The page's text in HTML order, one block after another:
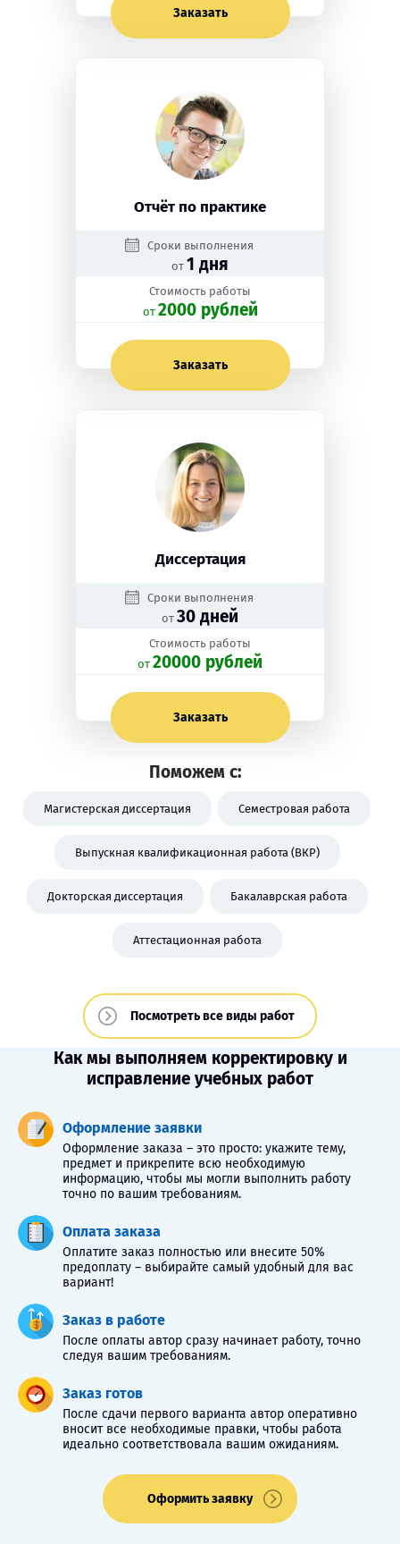
Заказать
Отчёт по практике
Сроки выполнения
от 1 дня
Стоимость работы
oт 2000 рублей
Заказать
Диссертация
Сроки выполнения
от 30 дней
Стоимость работы
oт 20000 рублей
Заказать
Поможем с:
Магистерская диссертация Семестровая работа
Выпускная квалификационная работа (ВКР)
Докторская диссертация Бакалаврская работа
Аттестационная работа
Посмотреть все виды работ
Как мы выполняем корректировку и
исправление учебных работ
Оформление заявки
Оформление заказа – это просто: укажите тему,
предмет и прикрепите всю необходимую
информацию, чтобы мы могли выполнить работу
точно по вашим требованиям.
Оплата заказа
Оплатите заказ полностью или внесите 50%
предоплату – выбирайте самый удобный для вас
вариант!
Заказ в работе
После оплаты автор сразу начинает работу, точно
следуя вашим требованиям.
Заказ готов
После сдачи первого варианта автор оперативно
вносит все необходимые правки, чтобы работа
идеально соответствовала вашим ожиданиям.
Оформить заявку